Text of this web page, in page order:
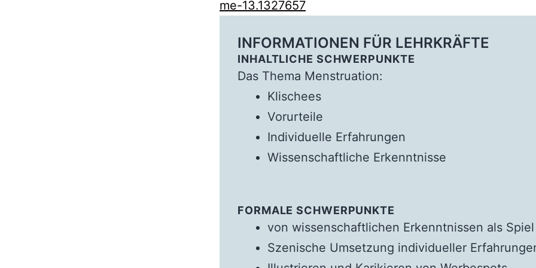
me-13.1327657
INFORMATIONEN FÜR LEHRKRÄFTE
INHALTLICHE SCHWERPUNKTE
Das Thema Menstruation:
Klischees
Vorurteile
Individuelle Erfahrungen
Wissenschaftliche Erkenntnisse
FORMALE SCHWERPUNKTE
von wissenschaftlichen Erkenntnissen als
Szenische Umsetzung individueller